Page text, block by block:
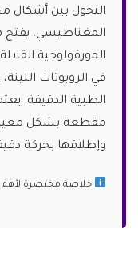
التحول بين أشكال
المغناطيسي. يفتح
المورفولوجية
في الروبوتات
الطبية الدقيقة.
مقطعة بشكل معين،
وإطلاقها بحركة
خلاصة مختصرة لأهم